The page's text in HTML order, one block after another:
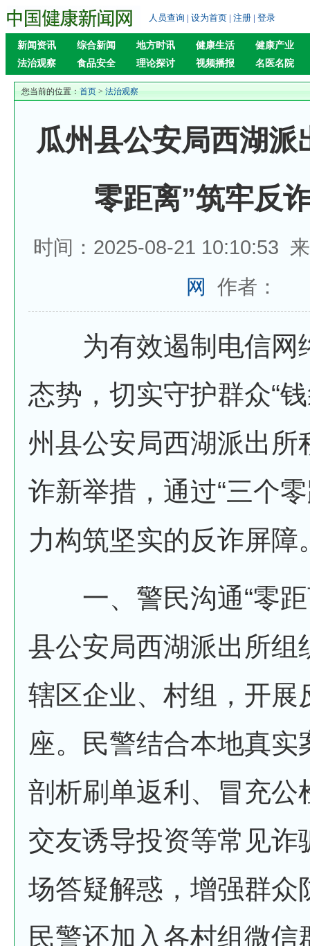
人员查询 | 设为首页 | 注册 | 登录
新闻资讯 综合新闻 地方时讯 健康生活
健康产业
法治观察
食品安全 理论探讨 视频播报 名医名院
您当前的位置： 首页 > 法治观察
瓜州县公安局西湖派
零距离”筑牢反
时间：2025-08-21 10:10:53
网
作者：
为有效遏制电信网
态势，切实守护群众“
州县公安局西湖派出所
诈新举措，通过“三个
力构筑坚实的反诈屏障
一、警民沟通“零距
县公安局西湖派出所组
辖区企业、村组，开展
座。民警结合本地真实
剖析刷单返利、冒充公
交友诱导投资等常见诈
场答疑解惑，增强群众
民警还加入各村组微信